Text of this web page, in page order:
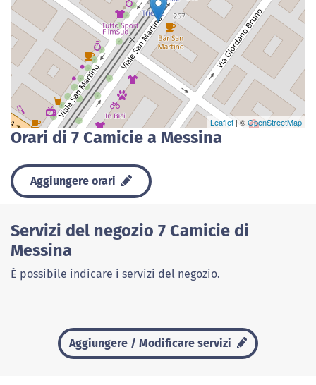
Leaflet | ©OpenStreetMap
Orari di 7 Camicie a Messina
Aggiungere orari
Servizi del negozio 7 Camicie di
Messina
È possibile indicare i servizi del negozio.
Aggiungere / Modificare servizi